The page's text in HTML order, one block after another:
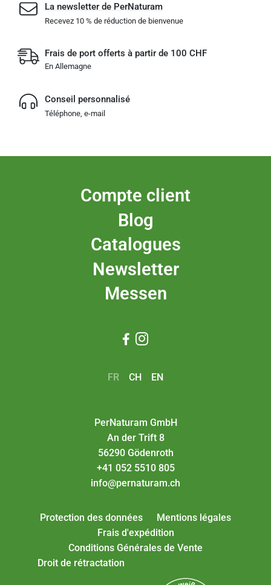
La newsletter de PerNaturam
Recevez 10 % de réduction de bienvenue
Frais de port offerts à partir de 100 CHF
En Allemagne
Conseil personnalisé
Téléphone, e-mail
Compte client
Blog
Catalogues
Newsletter
Messen
 
FR CH EN
PerNaturam GmbH
An der Trift 8
56290 Gödenroth
+41 052 5510 805
info@pernaturam.ch
Protection des données
Mentions légales
Frais d'expédition
Conditions Générales de Vente
Droit de rétractation